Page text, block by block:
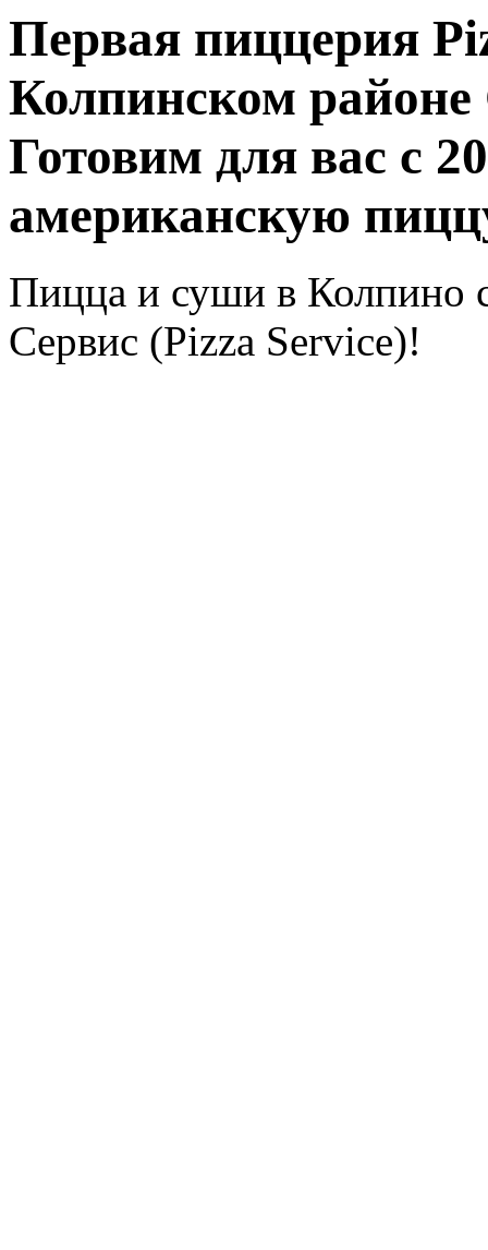
Первая пиццерия
Колпинском
Готовим для вас с
американскую
Пицца и суши в Колпино
Сервис (Pizza Service)!